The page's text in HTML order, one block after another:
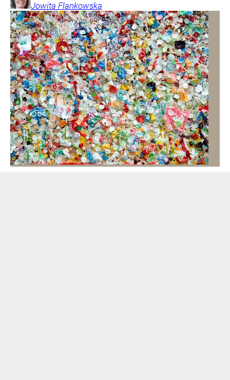
Jowita Flankowska